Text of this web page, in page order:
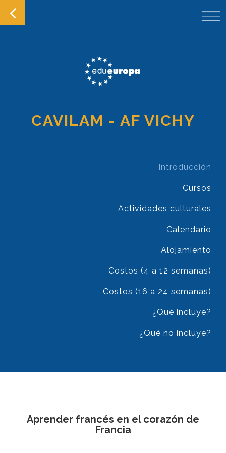
CAVILAM - AF VICHY
Introducción
Cursos
Actividades culturales
Calendario
Alojamiento
Costos (4 a 12 semanas)
Costos (16 a 24 semanas)
¿Qué incluye?
¿Qué no incluye?
Aprender francés en el corazón de
Francia